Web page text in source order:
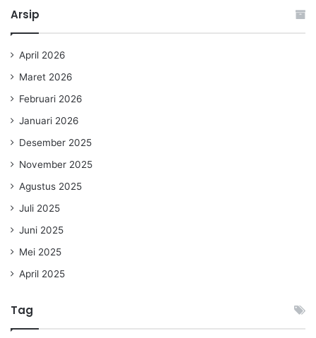
Arsip
April 2026
Maret 2026
Februari 2026
Januari 2026
Desember 2025
November 2025
Agustus 2025
Juli 2025
Juni 2025
Mei 2025
April 2025
Tag